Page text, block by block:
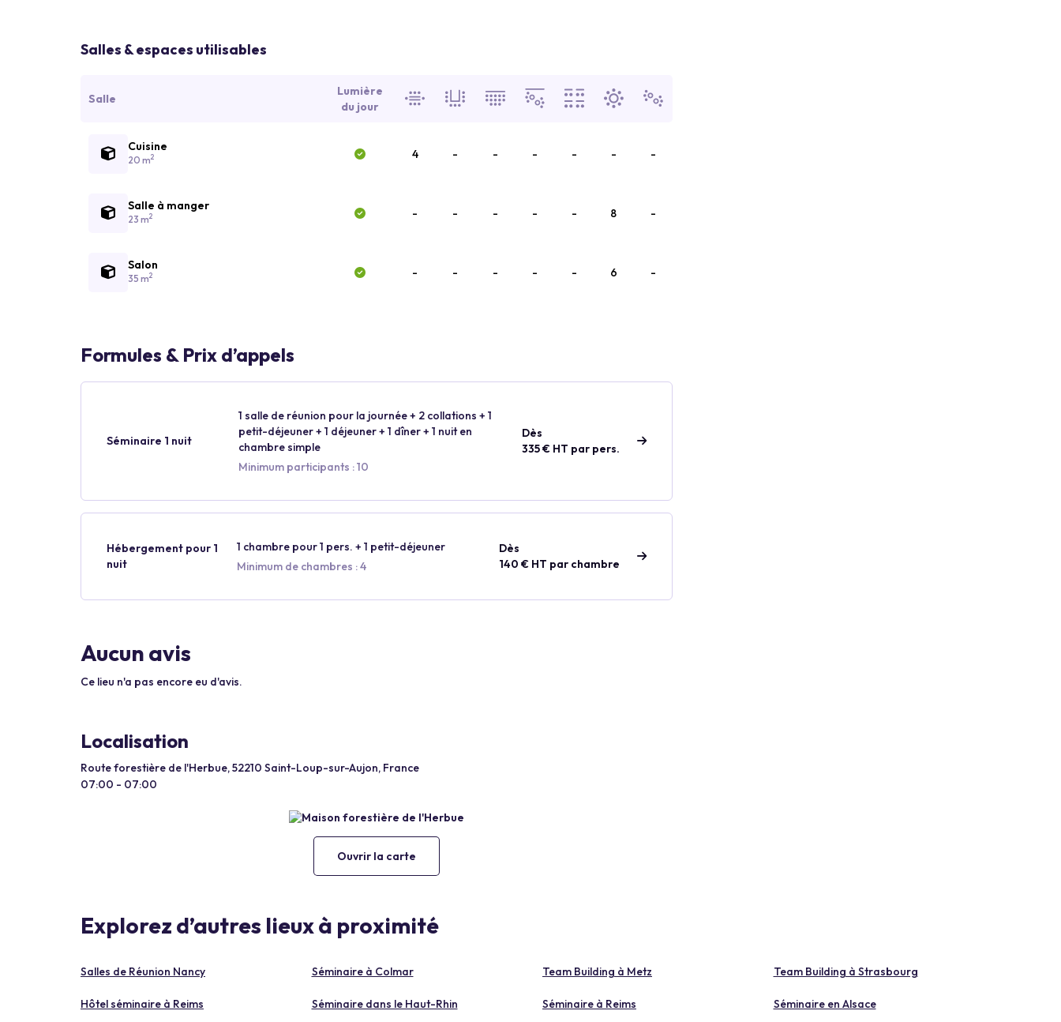
Salles & espaces utilisables
Salle
Lumière
du jour
Cuisine
20 m2 4 - - - - - -
Salle à manger
23 m2 - - - - - 8 -
Salon
35 m2 - - - - - 6 -
Formules & Prix d’appels
Séminaire 1 nuit
1 salle de réunion pour la journée + 2 collations + 1
petit-déjeuner + 1 déjeuner + 1 dîner + 1 nuit en
chambre simple
Minimum participants : 10
Dès
335 € HT par pers.
Hébergement pour 1
nuit
1 chambre pour 1 pers. + 1 petit-déjeuner
Minimum de chambres : 4
Dès
140 € HT par chambre
Aucun avis
Ce lieu n'a pas encore eu d'avis.
Localisation
Route forestière de l'Herbue, 52210 Saint-Loup-sur-Aujon, France
07:00 - 07:00
Ouvrir la carte
Explorez d’autres lieux à proximité
Salles de Réunion Nancy Séminaire à Colmar Team Building à Metz Team Building à Strasbourg
Hôtel séminaire à Reims Séminaire dans le Haut-Rhin Séminaire à Reims Séminaire en Alsace